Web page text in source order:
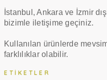
İstanbul, Ankara ve İzmir
bizimle iletişime geçiniz.
Kullanılan ürünlerde
farklılıklar olabilir.
ETIKETLER